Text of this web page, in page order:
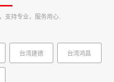
支持专业，服务用心.
台湾建德 台湾鸿昌